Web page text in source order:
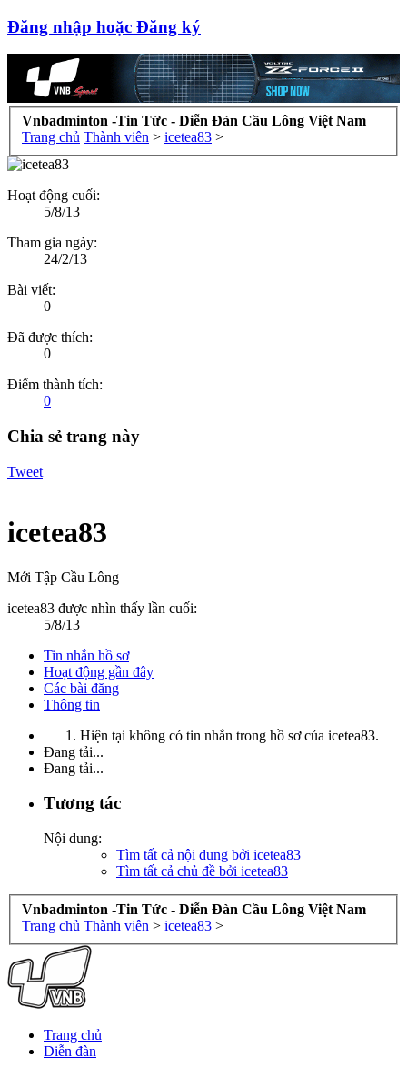
Đăng nhập hoặc Đăng ký
Vnbadminton -Tin Tức - Diễn Đàn Cầu Lông Việt Nam
Trang chủ Thành viên > icetea83 >
Hoạt động cuối:
5/8/13
Tham gia ngày:
24/2/13
Bài viết:
0
Đã được thích:
0
Điểm thành tích:
0
Chia sẻ trang này
Tweet
icetea83
Mới Tập Cầu Lông
icetea83 được nhìn thấy lần cuối:
5/8/13
Tin nhắn hồ sơ
Hoạt động gần đây
Các bài đăng
Thông tin
Hiện tại không có tin nhắn trong hồ sơ của icetea83.
Đang tải...
Đang tải...
Tương tác
Nội dung:
Tìm tất cả nội dung bởi icetea83
Tìm tất cả chủ đề bởi icetea83
Vnbadminton -Tin Tức - Diễn Đàn Cầu Lông Việt Nam
Trang chủ Thành viên > icetea83 >
Trang chủ
Diễn đàn